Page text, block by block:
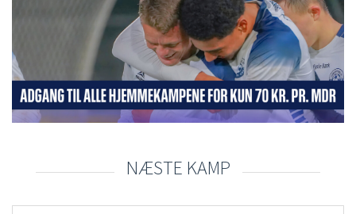
BILLETTER
SÆSONKORT 2026/2027
NÆSTE KAMP